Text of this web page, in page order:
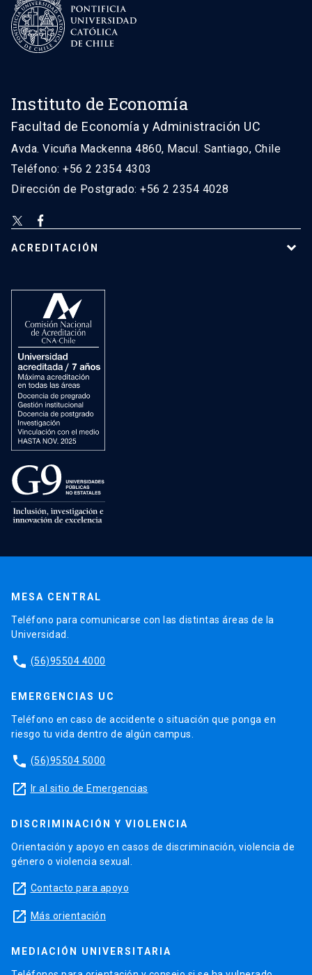
Instituto de Economía
Facultad de Economía y Administración UC
Avda. Vicuña Mackenna 4860, Macul. Santiago, Chile
Teléfono: +56 2 2354 4303
Dirección de Postgrado: +56 2 2354 4028
ACREDITACIÓN
MESA CENTRAL
Teléfono para comunicarse con las distintas áreas de la
Universidad.
phone (56)95504 4000
EMERGENCIAS UC
Teléfono en caso de accidente o situación que ponga en
riesgo tu vida dentro de algún campus.
phone (56)95504 5000
launch Ir al sitio de Emergencias
DISCRIMINACIÓN Y VIOLENCIA
Orientación y apoyo en casos de discriminación, violencia de
género o violencia sexual.
launch Contacto para apoyo
launch Más orientación
MEDIACIÓN UNIVERSITARIA